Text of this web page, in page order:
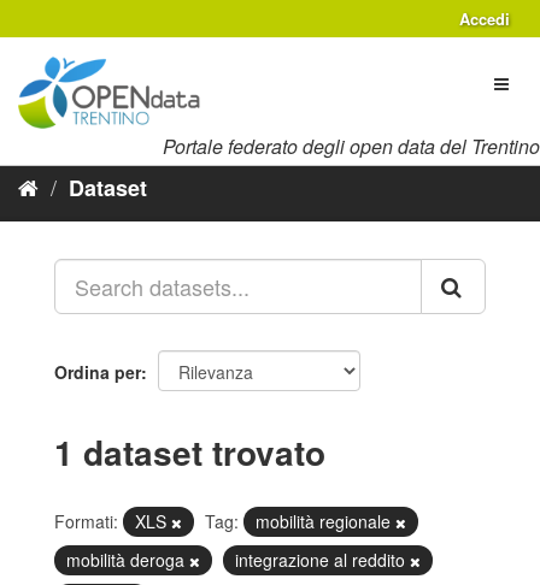
al
contenuto
Accedi
Portale federato degli open data del Trentino
Dataset
Ordina per
1 dataset trovato
Formati: XLS Tag:
mobilità regionale
mobilità deroga
integrazione al reddito